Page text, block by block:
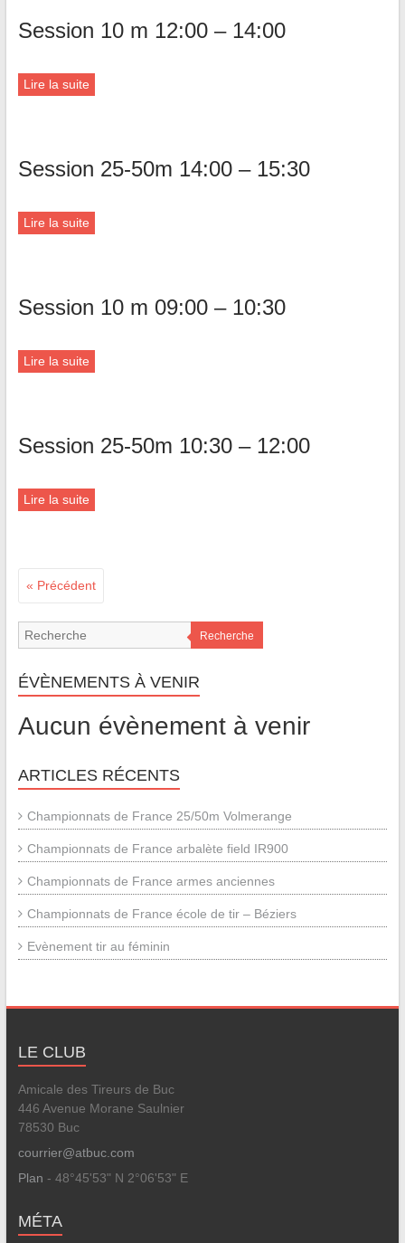
Session 10 m 12:00 – 14:00
Lire la suite
Session 25-50m 14:00 – 15:30
Lire la suite
Session 10 m 09:00 – 10:30
Lire la suite
Session 25-50m 10:30 – 12:00
Lire la suite
« Précédent
Recherche
ÉVÈNEMENTS À VENIR
Aucun évènement à venir
ARTICLES RÉCENTS
Championnats de France 25/50m Volmerange
Championnats de France arbalète field IR900
Championnats de France armes anciennes
Championnats de France école de tir – Béziers
Evènement tir au féminin
LE CLUB
Amicale des Tireurs de Buc
446 Avenue Morane Saulnier
78530 Buc
courrier@atbuc.com
Plan - 48°45'53" N 2°06'53" E
MÉTA